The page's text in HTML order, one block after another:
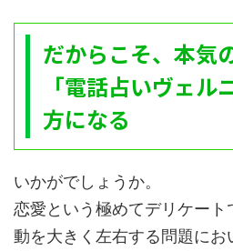
だからこそ、本気
「電話占いヴェ
方になる
いかがでしょうか。
恋愛という極めてデリケー
動を大きく左右する問題にお